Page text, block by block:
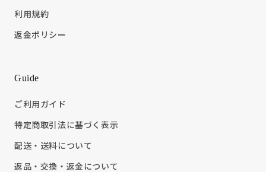
利用規約
返金ポリシー
Guide
ご利用ガイド
特定商取引法に基づく表示
配送・送料について
返品・交換・返金について